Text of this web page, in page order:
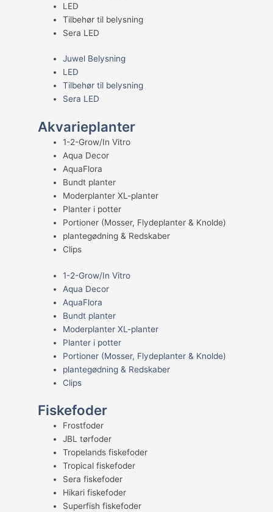
LED
Tilbehør til belysning
Sera LED
Juwel Belysning
LED
Tilbehør til belysning
Sera LED
Akvarieplanter
1-2-Grow/In Vitro
Aqua Decor
AquaFlora
Bundt planter
Moderplanter XL-planter
Planter i potter
Portioner (Mosser, Flydeplanter & Knolde)
plantegødning & Redskaber
Clips
1-2-Grow/In Vitro
Aqua Decor
AquaFlora
Bundt planter
Moderplanter XL-planter
Planter i potter
Portioner (Mosser, Flydeplanter & Knolde)
plantegødning & Redskaber
Clips
Fiskefoder
Frostfoder
JBL tørfoder
Tropelands fiskefoder
Tropical fiskefoder
Sera fiskefoder
Hikari fiskefoder
Superfish fiskefoder